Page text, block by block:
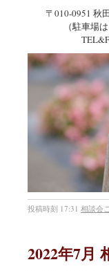
〒010-0951 秋
（駐車場は17
TEL&FAX ０
投稿時刻 17:31 相談会
2022年7月